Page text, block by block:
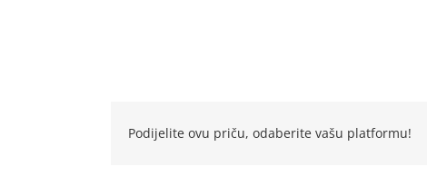
Podijelite ovu priču, odaberite vašu platformu!